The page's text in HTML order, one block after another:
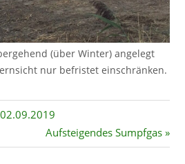
(über Winter) angelegt
nur befristet einschränken.
Nächster
Beitrag:
Aufsteigendes Sumpfgas